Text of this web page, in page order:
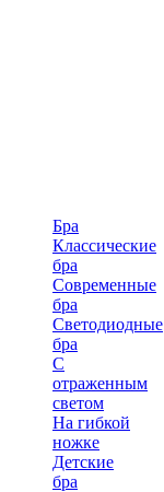
Бра
Классические
бра
Современные
бра
Светодиодные
бра
С
отраженным
светом
На гибкой
ножке
Детские
бра